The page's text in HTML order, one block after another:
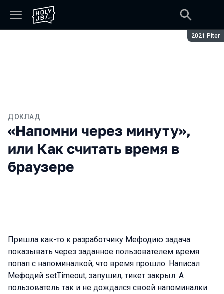
Сезон:
2021 Piter
ДОКЛАД
«Напомни через минуту»,
или Как считать время в
браузере
Пришла как-то к разработчику Мефодию задача:
показывать через заданное пользователем время
попап с напоминалкой, что время прошло. Написал
Мефодий setTimeout, запушил, тикет закрыл. А
пользователь так и не дождался своей напоминалки.